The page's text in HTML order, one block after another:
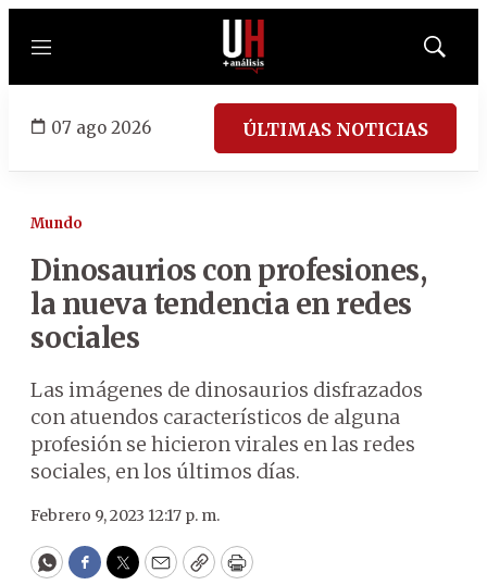
Menú
Mostrar
07 ago 2026 ÚLTIMAS NOTICIAS
Mundo
Dinosaurios con profesiones,
la nueva tendencia en redes
sociales
Las imágenes de dinosaurios disfrazados
con atuendos característicos de alguna
profesión se hicieron virales en las redes
sociales, en los últimos días.
Febrero 9, 2023 12:17 p. m.
WhatsApp
Facebook
Twitter
EmailCopyPrint